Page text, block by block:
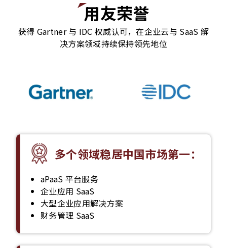
用友荣誉
获得 Gartner 与 IDC 权威认可，在企业云与 SaaS 解
决方案领域持续保持领先地位
多个领域稳居中国市场第一：
aPaaS 平台服务
企业应用 SaaS
大型企业应用解决方案
财务管理 SaaS